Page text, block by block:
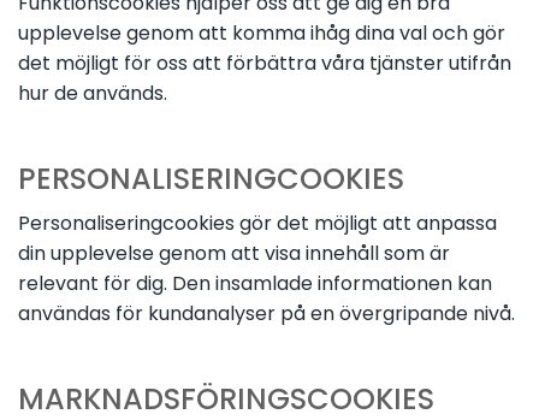
upplevelse genom att komma ihåg dina val och gör
det möjligt för oss att förbättra våra tjänster utifrån
hur de används.
PERSONALISERINGCOOKIES
Personaliseringcookies gör det möjligt att anpassa
din upplevelse genom att visa innehåll som är
relevant för dig. Den insamlade informationen kan
användas för kundanalyser på en övergripande nivå.
MARKNADSFÖRINGSCOOKIES